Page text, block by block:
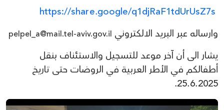
https://share.google/q1djRaF1tdUrUsZ7s
وارساله عبر البريد الالكتروني pelpel_a@mail.tel-aviv.gov.il
يشار الى أن آخر موعد للتسجيل والاستئناف بنقل
أطفالكم في الأطر العربية في الروضات حتى تاريخ
25.6.2025.